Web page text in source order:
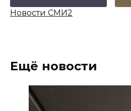
Новости СМИ2
Ещё новости